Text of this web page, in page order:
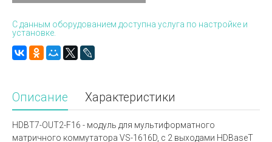
С данным оборудованием доступна услуга по настройке и
установке.
Описание Характеристики
HDBT7-OUT2-F16 - модуль для мультиформатного
матричного коммутатора VS-1616D, c 2 выходами HDBaseT